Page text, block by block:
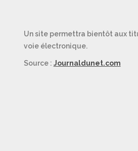
Un site permettra bientôt aux
voie électronique.
Source : Journaldunet.com